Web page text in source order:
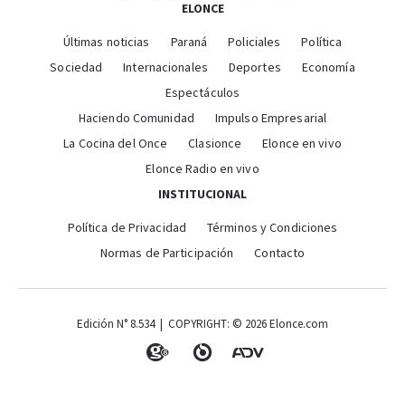
ELONCE
Últimas noticias Paraná Policiales
Política
Sociedad
Internacionales Deportes
Economía
Espectáculos
Haciendo Comunidad
Impulso Empresarial
La Cocina del Once
Clasionce
Elonce en vivo
Elonce Radio en vivo
INSTITUCIONAL
Política de Privacidad
Términos y Condiciones
Normas de Participación
Contacto
Edición N° 8.534 | COPYRIGHT: © 2026 Elonce.com